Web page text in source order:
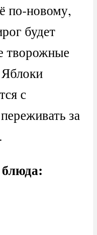
по-новому,
будет
творожные
с
за